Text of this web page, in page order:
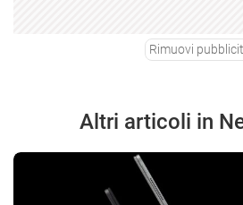
Rimuovi
Altri articoli in